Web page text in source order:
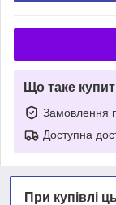
Що таке
Замовлення
Доступна
При купівлі